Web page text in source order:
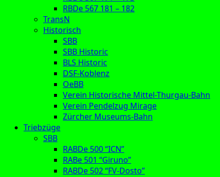
RBDe 567 181 – 182
TransN
Historisch
SBB
SBB Historic
BLS Historic
DSF-Koblenz
OeBB
Verein Historische Mittel-Thurgau-Bahn
Verein Pendelzug Mirage
Zürcher Museums-Bahn
Triebzüge
SBB
RABDe 500 “ICN”
RABe 501 “Giruno”
RABDe 502 “FV-Dosto”